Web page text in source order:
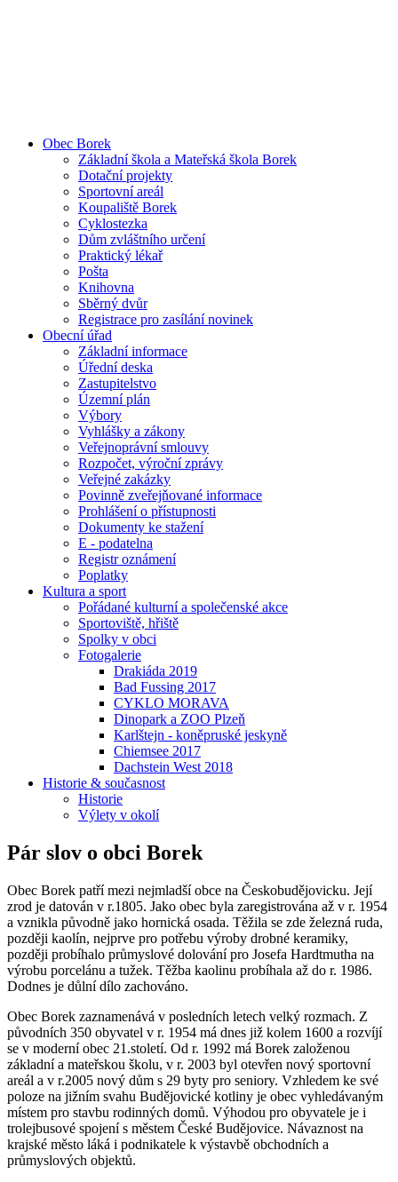
Obec Borek
Základní škola a Mateřská škola Borek
Dotační projekty
Sportovní areál
Koupaliště Borek
Cyklostezka
Dům zvláštního určení
Praktický lékař
Pošta
Knihovna
Sběrný dvůr
Registrace pro zasílání novinek
Obecní úřad
Základní informace
Úřední deska
Zastupitelstvo
Územní plán
Výbory
Vyhlášky a zákony
Veřejnoprávní smlouvy
Rozpočet, výroční zprávy
Veřejné zakázky
Povinně zveřejňované informace
Prohlášení o přístupnosti
Dokumenty ke stažení
E - podatelna
Registr oznámení
Poplatky
Kultura a sport
Pořádané kulturní a společenské akce
Sportoviště, hřiště
Spolky v obci
Fotogalerie
Drakiáda 2019
Bad Fussing 2017
CYKLO MORAVA
Dinopark a ZOO Plzeň
Karlštejn - koněpruské jeskyně
Chiemsee 2017
Dachstein West 2018
Historie & současnost
Historie
Výlety v okolí
Pár slov o obci Borek
Obec Borek patří mezi nejmladší obce na Českobudějovicku. Její
zrod je datován v r.1805. Jako obec byla zaregistrována až v r. 1954
a vznikla původně jako hornická osada. Těžila se zde železná ruda,
později kaolín, nejprve pro potřebu výroby drobné keramiky,
později probíhalo průmyslové dolování pro Josefa Hardtmutha na
výrobu porcelánu a tužek. Těžba kaolinu probíhala až do r. 1986.
Dodnes je důlní dílo zachováno.
Obec Borek zaznamenává v posledních letech velký rozmach. Z
původních 350 obyvatel v r. 1954 má dnes již kolem 1600 a rozvíjí
se v moderní obec 21.století. Od r. 1992 má Borek založenou
základní a mateřskou školu, v r. 2003 byl otevřen nový sportovní
areál a v r.2005 nový dům s 29 byty pro seniory. Vzhledem ke své
poloze na jižním svahu Budějovické kotliny je obec vyhledávaným
místem pro stavbu rodinných domů. Výhodou pro obyvatele je i
trolejbusové spojení s městem České Budějovice. Návaznost na
krajské město láká i podnikatele k výstavbě obchodních a
průmyslových objektů.